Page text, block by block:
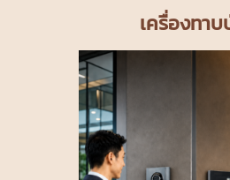
เครื่องทา